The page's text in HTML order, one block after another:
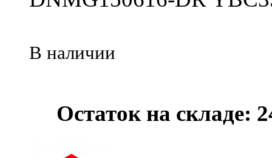
В наличии
Остаток на складе: